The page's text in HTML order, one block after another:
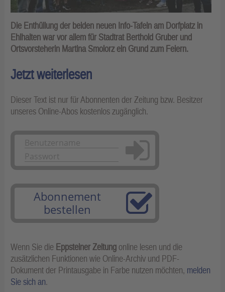
Die Enthüllung der beiden neuen Info-Tafeln am Dorfplatz in
Ehlhalten war vor allem für Stadtrat Berthold Gruber und
Ortsvorsteherin Martina Smolorz ein Grund zum Feiern.
Jetzt weiterlesen
Dieser Text ist nur für Abonnenten der Zeitung bzw. Besitzer
unseres Online-Abos kostenlos zugänglich.
Anmelden
Abonnement
bestellen
Wenn Sie die Eppsteiner Zeitung online lesen und die
zusätzlichen Funktionen wie Online-Archiv und PDF-
Dokument der Printausgabe in Farbe nutzen möchten, melden
Sie sich an.